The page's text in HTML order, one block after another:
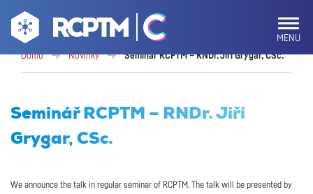
MENU
Domů Novinky Seminář RCPTM – RNDr. Jiří Grygar, CSc.
Seminář RCPTM – RNDr. Jiří
Grygar, CSc.
We announce the talk in regular seminar of RCPTM. The talk will be presented by